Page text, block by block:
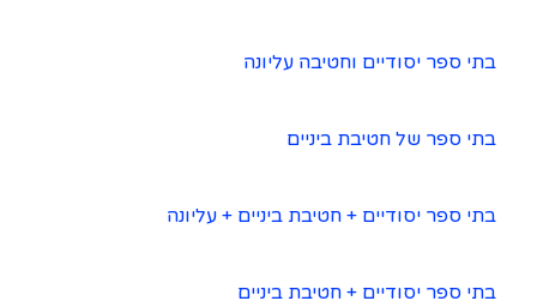
בתי ספר יסודיים וחטיבה עליונה
בתי ספר של חטיבת ביניים
בתי ספר יסודיים + חטיבת ביניים + עליונה
בתי ספר יסודיים + חטיבת ביניים